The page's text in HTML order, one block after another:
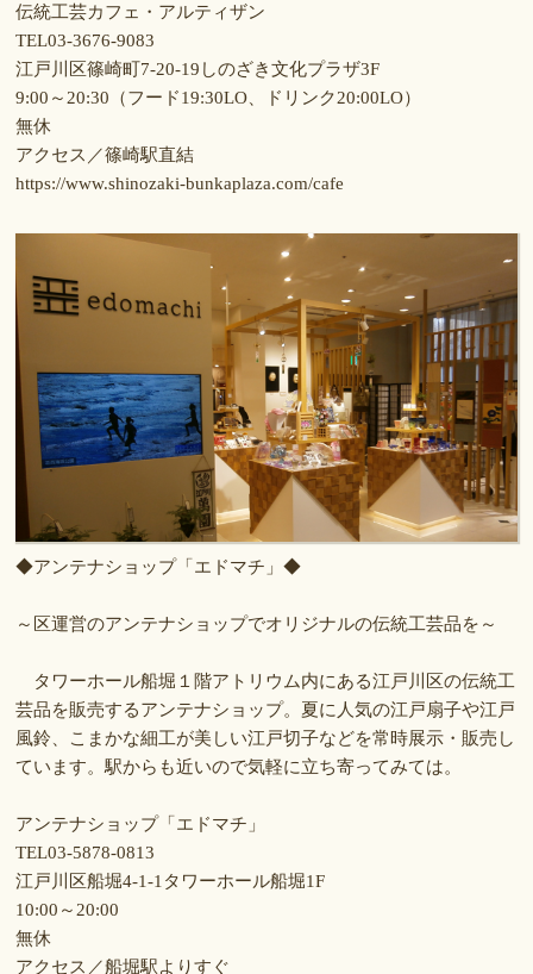
伝統工芸カフェ・アルティザン
TEL03-3676-9083
江戸川区篠崎町7-20-19しのざき文化プラザ3F
9:00～20:30（フード19:30LO、ドリンク20:00LO）
無休
アクセス／篠崎駅直結
https://www.shinozaki-bunkaplaza.com/cafe
◆アンテナショップ「エドマチ」◆
～区運営のアンテナショップでオリジナルの伝統工芸品を～
タワーホール船堀１階アトリウム内にある江戸川区の伝統工
芸品を販売するアンテナショップ。夏に人気の江戸扇子や江戸
風鈴、こまかな細工が美しい江戸切子などを常時展示・販売し
ています。駅からも近いので気軽に立ち寄ってみては。
アンテナショップ「エドマチ」
TEL03-5878-0813
江戸川区船堀4-1-1タワーホール船堀1F
10:00～20:00
無休
アクセス／船堀駅よりすぐ